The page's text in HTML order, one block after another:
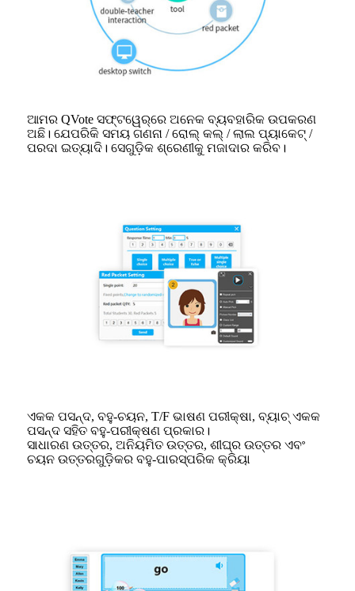
ଆମର QVote ସଫ୍ଟୱେର୍‌ରେ ଅନେକ ବ୍ୟବହାରିକ ଉପକରଣ
ଅଛି। ଯେପରିକି ସମୟ ଗଣନା / ରୋଲ୍ କଲ୍ / ଲାଲ ପ୍ୟାକେଟ୍ /
ପରଦା ଇତ୍ୟାଦି। ସେଗୁଡ଼ିକ ଶ୍ରେଣୀକୁ ମଜାଦାର କରିବ।
ଏକକ ପସନ୍ଦ, ବହୁ-ଚୟନ, T/F ଭାଷଣ ପରୀକ୍ଷା, ବ୍ୟାଚ୍ ଏକକ
ପସନ୍ଦ ସହିତ ବହୁ-ପରୀକ୍ଷଣ ପ୍ରକାର।
ସାଧାରଣ ଉତ୍ତର, ଅନିୟମିତ ଉତ୍ତର, ଶୀଘ୍ର ଉତ୍ତର ଏବଂ
ଚୟନ ଉତ୍ତରଗୁଡ଼ିକର ବହୁ-ପାରସ୍ପରିକ କ୍ରିୟା